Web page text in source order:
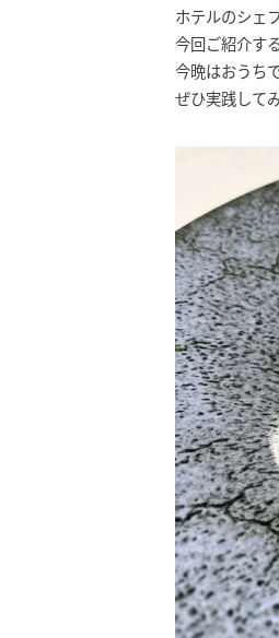
ホテルのシェ
今回ご紹介す
今晩はおうち
ぜひ実践して